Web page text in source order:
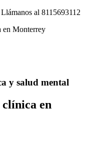
Llámanos al 8115693112
y salud mental
en